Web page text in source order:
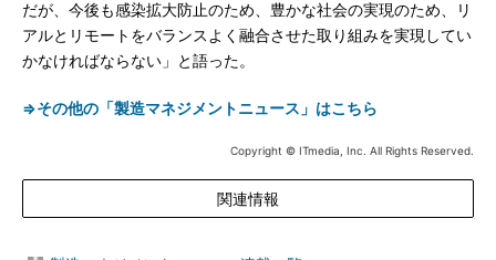
だが、今後も感染拡大防止のため、豊かな社会の実現のため、リ
アルとリモートをバランスよく融合させた取り組みを実現してい
かなければならない」と語った。
⇒その他の「製造マネジメントニュース」はこちら
Copyright © ITmedia, Inc. All Rights Reserved.
関連情報